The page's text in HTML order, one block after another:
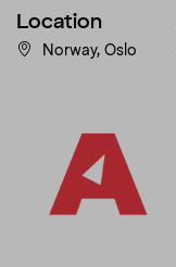
Location
Norway, Oslo